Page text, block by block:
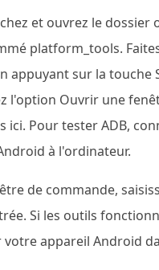
et ouvrez le dossier
platform_tools.
appuyant sur la touche
l'option Ouvrir une
ici. Pour tester ADB,
à l'ordinateur.
de commande,
Si les outils
votre appareil Android